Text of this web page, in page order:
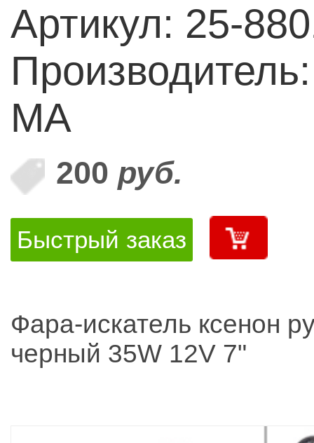
Артикул: 25-
MA
200 руб.
Быстрый заказ
Фара-искатель ксенон
черный 35W 12V 7"